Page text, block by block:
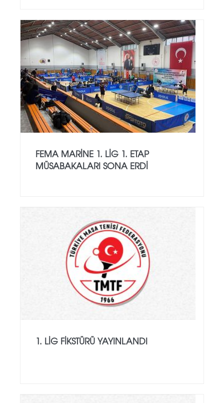
FEMA MARINE 1. LIG 1. ETAP
MÜSABAKALARI SONA ERDI
1. LIG FIKSTÜRÜ YAYINLANDI